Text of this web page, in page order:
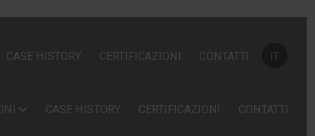
CASE HISTORY CERTIFICAZIONI CONTATTI IT
CASE HISTORY CERTIFICAZIONI CONTATTI